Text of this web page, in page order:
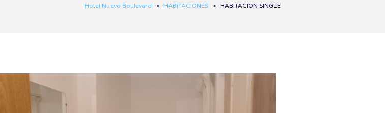
Hotel Nuevo Boulevard > HABITACIONES > HABITACIÓN SINGLE